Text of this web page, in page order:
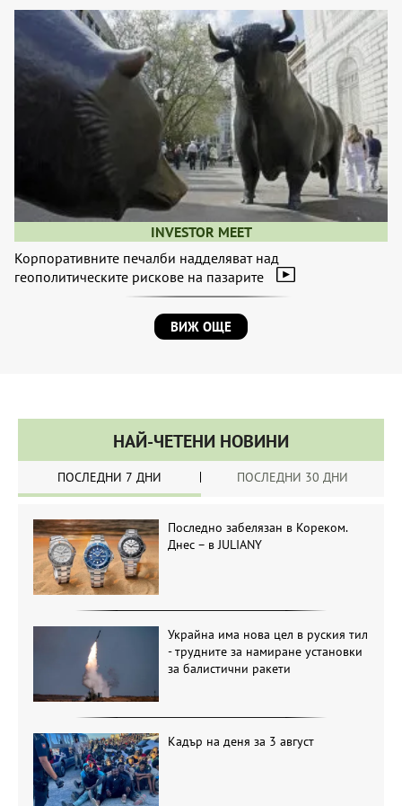
INVESTOR MEET
Корпоративните печалби надделяват над
геополитическите рискове на пазарите
ВИЖ ОЩЕ
НАЙ-ЧЕТЕНИ НОВИНИ
ПОСЛЕДНИ 7 ДНИ ПОСЛЕДНИ 30 ДНИ
Последно забелязан в Кореком.
Днес – в JULIANY
Украйна има нова цел в руския тил
- трудните за намиране установки
за балистични ракети
Кадър на деня за 3 август